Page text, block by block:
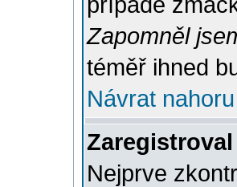
Zapomněl
téměř ihned
Návrat nahoru
Nejprve